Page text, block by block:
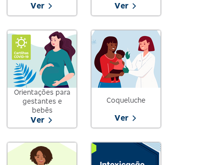
Ver Ver
Orientações para
gestantes e
bebês
Ver
Coqueluche
Ver